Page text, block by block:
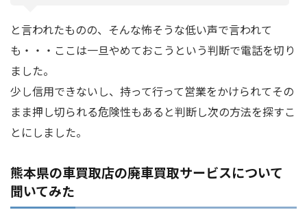
と言われたものの、そんな怖そうな低い声で言われて
も・・・ここは一旦やめておこうという判断で電話を切り
ました。
少し信用できないし、持って行って営業をかけられてその
まま押し切られる危険性もあると判断し次の方法を探すこ
とにしました。
熊本県の車買取店の廃車買取サービスについて
聞いてみた